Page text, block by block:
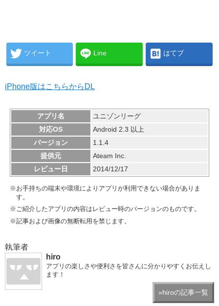
ツイート Line はてブ
iPhone版はこちらからDL
アプリ名
ユニゾンリーグ
対応OS
Android 2.3 以上
バージョン
1.1.4
提供元
Ateam Inc.
レビュー日
2014/12/17
※お手持ちの端末や環境によりアプリが利用できない場合がありま
す。
※ご紹介したアプリの内容はレビュー時のバージョンのものです。
※記事および画像の無断転用を禁じます。
執筆者
hiro
アプリの楽しさや便利さを皆さんに分かりやすくお伝えし
ます！
»hiroの記事一覧